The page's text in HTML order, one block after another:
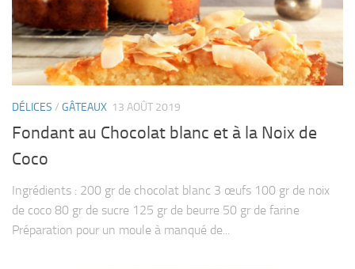
DÉLICES / GÂTEAUX 13 AOÛT 2019
Fondant au Chocolat blanc et à la Noix de
Coco
Ingrédients : 200 gr de chocolat blanc 3 œufs 100 gr de noix
de coco 80 gr de sucre 125 gr de beurre 50 gr de farine
Préparation pour un moule à manqué de...